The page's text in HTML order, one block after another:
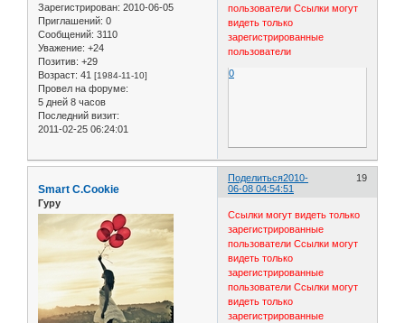
Зарегистрирован: 2010-06-05
Приглашений: 0
Сообщений: 3110
Уважение: +24
Позитив: +29
Возраст: 41 [1984-11-10]
Провел на форуме:
5 дней 8 часов
Последний визит:
2011-02-25 06:24:01
пользователи Ссылки могут
видеть только
зарегистрированные
пользователи
0
Поделиться 19
2010-
06-08 04:54:51
Smart C.Cookie
Гуру
Ссылки могут видеть только
зарегистрированные
пользователи Ссылки могут
видеть только
зарегистрированные
пользователи Ссылки могут
видеть только
зарегистрированные